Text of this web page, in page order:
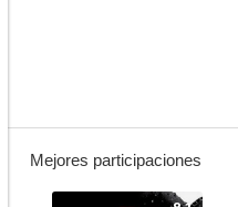
Mejores participaciones